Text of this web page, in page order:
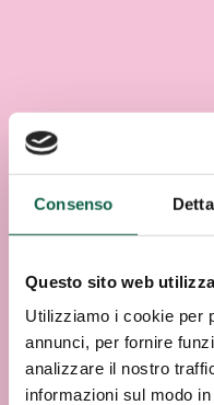
Consenso
Questo sito web
Utilizziamo i cookie per
annunci, per fornire
analizzare il nostro
informazioni sul modo